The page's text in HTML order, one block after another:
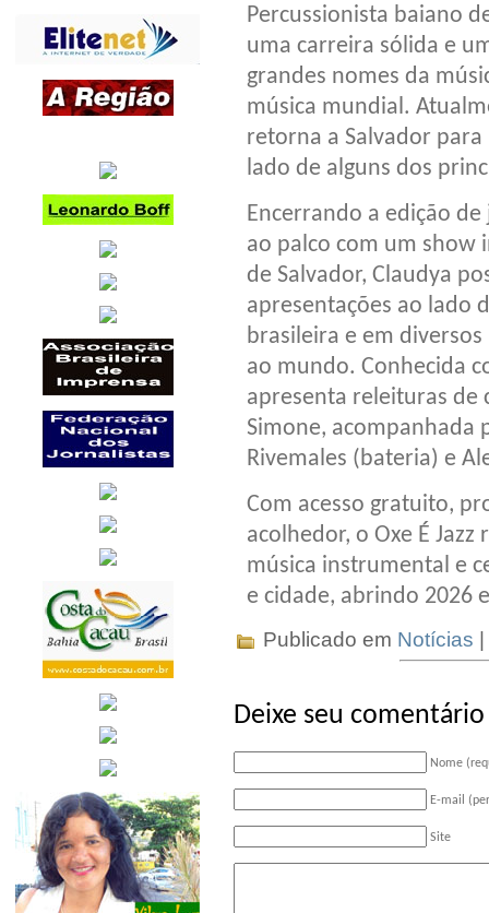
Percussionista baiano
uma carreira sólida e
grandes nomes da
música mundial.
retorna a Salvador
lado de alguns dos
Encerrando a edição
ao palco com um show
de Salvador, Claudya
apresentações ao lado
brasileira e em
ao mundo. Conhecida
apresenta releituras de
Simone, acompanhada
Rivemales (bateria) e
Com acesso gratuito,
acolhedor, o Oxe É
música instrumental e
e cidade, abrindo 2026
Publicado em Notícias
Deixe seu comentário
Nome
E-mail
Site